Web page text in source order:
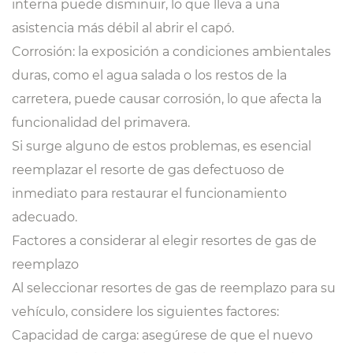
interna puede disminuir, lo que lleva a una
asistencia más débil al abrir el capó.
Corrosión: la exposición a condiciones ambientales
duras, como el agua salada o los restos de la
carretera, puede causar corrosión, lo que afecta la
funcionalidad del primavera.
Si surge alguno de estos problemas, es esencial
reemplazar el resorte de gas defectuoso de
inmediato para restaurar el funcionamiento
adecuado.
Factores a considerar al elegir resortes de gas de
reemplazo
Al seleccionar resortes de gas de reemplazo para su
vehículo, considere los siguientes factores:
Capacidad de carga: asegúrese de que el nuevo